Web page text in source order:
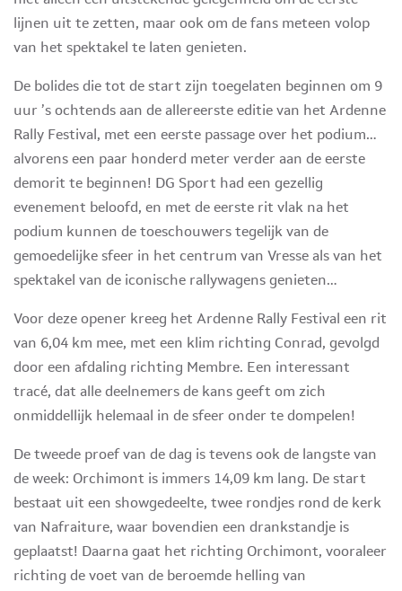
lijnen uit te zetten, maar ook om de fans meteen volop
van het spektakel te laten genieten.
De bolides die tot de start zijn toegelaten beginnen om 9
uur ’s ochtends aan de allereerste editie van het Ardenne
Rally Festival, met een eerste passage over het podium…
alvorens een paar honderd meter verder aan de eerste
demorit te beginnen! DG Sport had een gezellig
evenement beloofd, en met de eerste rit vlak na het
podium kunnen de toeschouwers tegelijk van de
gemoedelijke sfeer in het centrum van Vresse als van het
spektakel van de iconische rallywagens genieten…
Voor deze opener kreeg het Ardenne Rally Festival een rit
van 6,04 km mee, met een klim richting Conrad, gevolgd
door een afdaling richting Membre. Een interessant
tracé, dat alle deelnemers de kans geeft om zich
onmiddellijk helemaal in de sfeer onder te dompelen!
De tweede proef van de dag is tevens ook de langste van
de week: Orchimont is immers 14,09 km lang. De start
bestaat uit een showgedeelte, twee rondjes rond de kerk
van Nafraiture, waar bovendien een drankstandje is
geplaatst! Daarna gaat het richting Orchimont, vooraleer
richting de voet van de beroemde helling van